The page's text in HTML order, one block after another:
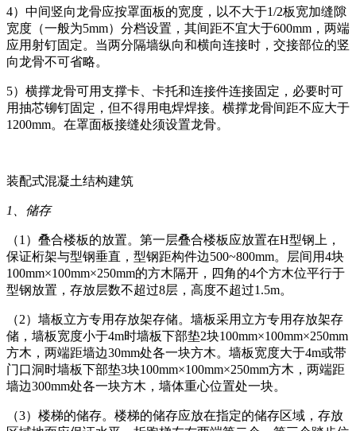
4）中间竖向龙骨应按罩面板的宽度，以不大于1/2板宽加缝隙
宽度（一般为5mm）分档设置，其间距不宜大于600mm，两端
应用射钉固定。当两分隔墙纵向和横向连接时，交接部位的竖
向龙骨不可省略。
5）横撑龙骨可用支撑卡、卡托和连接件连接固定，必要时可
用抽芯铆钉固定，但不得用电焊焊接。横撑龙骨间距不应大于
1200mm。在罩面板接缝处须设置龙骨。
装配式混凝土结构建筑
1、储存
（1）叠合楼板的放置。第一层叠合楼板应放置在H型钢上，
保证桁架与型钢垂直，型钢距构件边500~800mm。层间用4块
100mm×100mm×250mm的方木隔开，四角的4个方木位平行于
型钢放置，存放层数不超过8层，高度不超过1.5m。
（2）墙板立方专用存放架存储。墙板采用立方专用存放架存
储，墙板宽度小于4m时墙板下部垫2块100mm×100mm×250mm
方木，两端距墙边30mm处各一块方木。墙板宽度大于4m或带
门口洞时墙板下部垫3块100mm×100mm×250mm方木，两端距
墙边300mm处各一块方木，墙体重心位置处一块。
（3）楼梯的储存。楼梯的储存应放在指定的储存区域，存放